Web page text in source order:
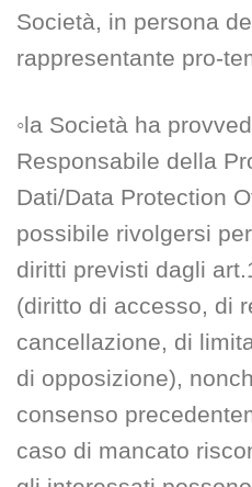
Società, in persona
rappresentante pro-
◦la Società ha
Responsabile della
Dati/Data Protection
possibile rivolgersi
diritti previsti dagli
(diritto di accesso, di
cancellazione, di
di opposizione),
consenso
caso di mancato